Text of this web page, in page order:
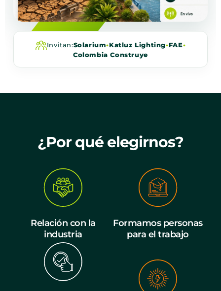
Invitan:Solarium•Katluz Lighting•FAE•
Colombia Construye
¿Por qué elegirnos?
Relación con la
industria
Formamos personas
para el trabajo